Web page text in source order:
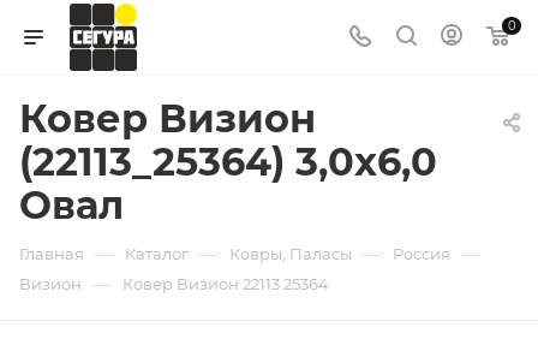
0
Ковер Визион
(22113_25364) 3,0х6,0
Овал
Главная — Каталог — Ковры, Паласы — Россия —
Визион — Ковер Визион 22113 25364